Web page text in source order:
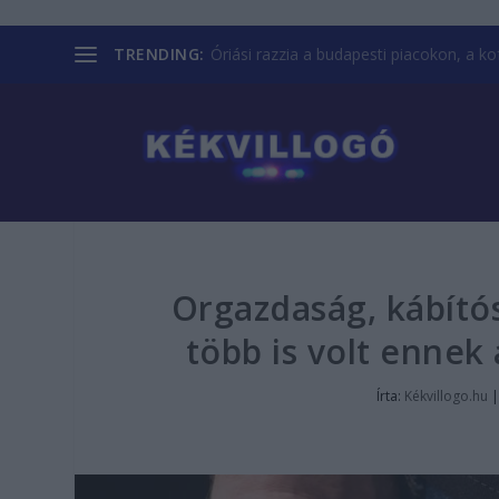
TRENDING: Óriási razzia a budapesti piacokon, a
Orgazdaság,
több is volt ennek
Írta: Kékvillogo.hu